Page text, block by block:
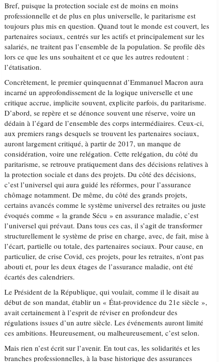
Bref, puisque la protection sociale est de moins en moins
professionnelle et de plus en plus universelle, le paritarisme est
toujours plus mis en question. Quand tout le monde est couvert, les
partenaires sociaux, centrés sur les actifs et principalement sur les
salariés, ne traitent pas l’ensemble de la population. Se profile dès
lors ce que les uns souhaitent et ce que les autres redoutent :
l’étatisation.
Concrètement, le premier quinquennat d’Emmanuel Macron aura
incarné un approfondissement de la logique universelle et une
critique accrue, implicite souvent, explicite parfois, du paritarisme.
D’abord, se repère et se dénonce souvent une réserve, voire un
dédain à l’égard de l’ensemble des corps intermédiaires. Ceux-ci,
aux premiers rangs desquels se trouvent les partenaires sociaux,
auront largement critiqué, à partir de 2017, un manque de
considération, voire une relégation. Cette relégation, du côté du
paritarisme, se retrouve pratiquement dans des décisions relatives à
la protection sociale et dans des projets. Du côté des décisions,
c’est l’universel qui aura guidé les réformes, pour l’assurance
chômage notamment. De même, du côté des grands projets,
certains avancés comme le système universel des retraites ou juste
évoqués comme « la grande Sécu » en assurance maladie, c’est
l’universel qui prévaut. Dans tous ces cas, il s’agit de transformer
structurellement le système de prise en charge, avec, de fait, mise à
l’écart, partielle ou totale, des partenaires sociaux. Pour cause, en
particulier, de crise Covid, ces projets, pour les retraites, n’ont pas
abouti et, pour les deux étages de l’assurance maladie, ont été
écartés des calendriers.
Le Président de la République, qui voulait, comme il le disait au
début de son mandat, établir un « État-providence du 21e siècle »,
avait certainement à l’esprit de réviser en profondeur des
régulations issues d’un autre siècle. Les événements auront limité
ces ambitions. Heureusement, ou malheureusement, c’est selon.
Mais rien n’est écrit sur l’avenir. En tout cas, les solidarités et les
branches professionnelles, à la base historique des assurances